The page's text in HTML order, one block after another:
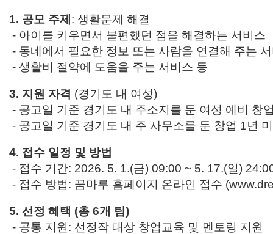
1. 공모 주제 : 생활문제 해결
- 아이를 키우면서 불편했던 점을 해결하는 서비스
- 동네에서 필요한 정보 또는 사람을 연결해 주는
- 생활비 절약에 도움을 주는 서비스 등
3. 지원 자격 (경기도 내 여성)
- 공고일 기준 경기도 내 주소지를 둔 여성 예비 창
- 공고일 기준 경기도 내 주 사무소를 둔 창업 1년
4. 접수 일정 및 방법
- 접수 기간: 2026. 5. 1.(금) 09:00 ~ 5. 17.(일)
- 접수 방법: 꿈마루 홈페이지 온라인 접수
5. 선정 혜택 (총 6개 팀)
- 공통 지원: 선정작 대상 창업교육 및 멘토링 지원